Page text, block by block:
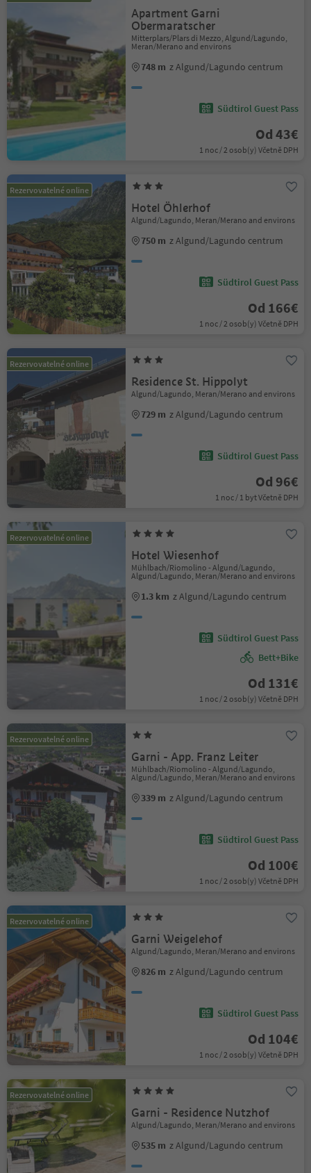
Apartment Garni
Obermaratscher
Mitterplars/Plars di Mezzo, Algund/Lagundo,
Meran/Merano and environs
748 m z Algund/Lagundo centrum
Südtirol Guest Pass
Od 43€
1 noc / 2 osob(y) Včetně DPH
Rezervovatelné online
Hotel Öhlerhof
Algund/Lagundo, Meran/Merano and environs
750 m z Algund/Lagundo centrum
Südtirol Guest Pass
Od 166€
1 noc / 2 osob(y) Včetně DPH
Rezervovatelné online
Residence St. Hippolyt
Algund/Lagundo, Meran/Merano and environs
729 m z Algund/Lagundo centrum
Südtirol Guest Pass
Od 96€
1 noc / 1 byt Včetně DPH
Rezervovatelné online
Hotel Wiesenhof
Mühlbach/Riomolino - Algund/Lagundo,
Algund/Lagundo, Meran/Merano and environs
1.3 km z Algund/Lagundo centrum
Südtirol Guest Pass
Bett+Bike
Od 131€
1 noc / 2 osob(y) Včetně DPH
Rezervovatelné online
Garni - App. Franz Leiter
Mühlbach/Riomolino - Algund/Lagundo,
Algund/Lagundo, Meran/Merano and environs
339 m z Algund/Lagundo centrum
Südtirol Guest Pass
Od 100€
1 noc / 2 osob(y) Včetně DPH
Rezervovatelné online
Garni Weigelehof
Algund/Lagundo, Meran/Merano and environs
826 m z Algund/Lagundo centrum
Südtirol Guest Pass
Od 104€
1 noc / 2 osob(y) Včetně DPH
Rezervovatelné online
Garni - Residence Nutzhof
Algund/Lagundo, Meran/Merano and environs
535 m z Algund/Lagundo centrum